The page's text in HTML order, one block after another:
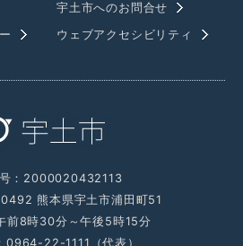
宇土市へのお問合せ
ウェブアクセシビリティ
：2000020432113
熊本県宇土市浦田町51
前8時30分～午後5時15分
0964-22-1111（代表）